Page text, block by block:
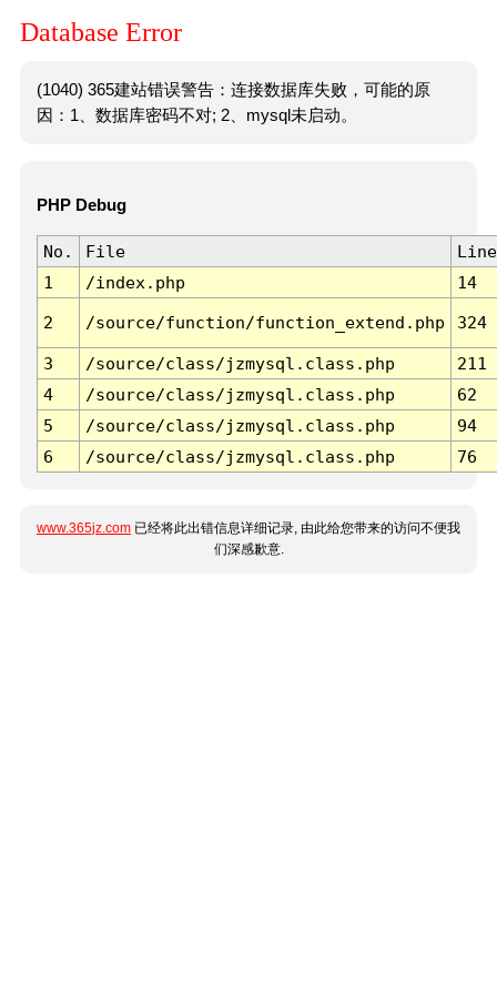
Database Error
(1040) 365建站错误警告：连接数据库失败，可能的原
因：1、数据库密码不对; 2、mysql未启动。
PHP Debug
No. File
Line
1
/index.php 14
2 /source/function/function_extend.php 324
3 /source/class/jzmysql.class.php
211
4
/source/class/jzmysql.class.php
62
5
/source/class/jzmysql.class.php
94
6
/source/class/jzmysql.class.php 76
www.365jz.com 已经将此出错信息详细记录, 由此给您带来的访问不便我
们深感歉意.